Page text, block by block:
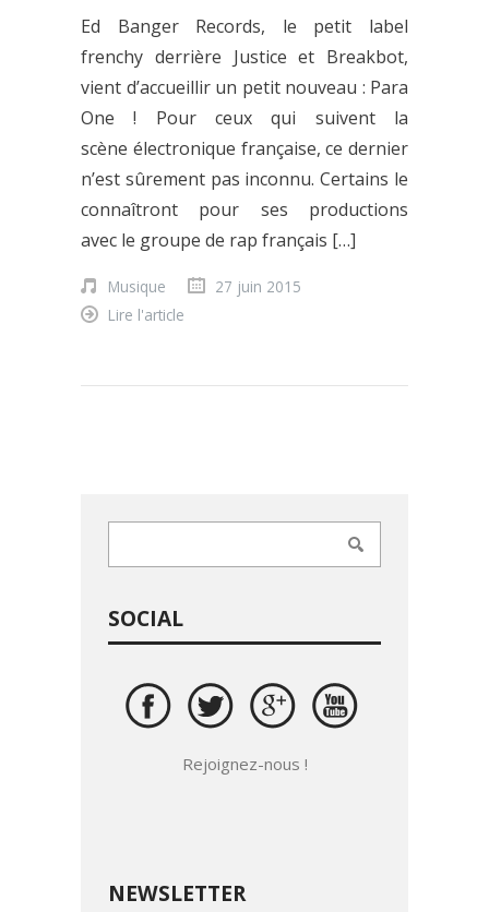
Ed Banger Records, le petit label
frenchy derrière Justice et Breakbot,
vient d’accueillir un petit nouveau : Para
One ! Pour ceux qui suivent la
scène électronique française, ce dernier
n’est sûrement pas inconnu. Certains le
connaîtront pour ses productions
avec le groupe de rap français […]
Musique
27 juin 2015
Lire l'article
SOCIAL
Rejoignez-nous !
NEWSLETTER